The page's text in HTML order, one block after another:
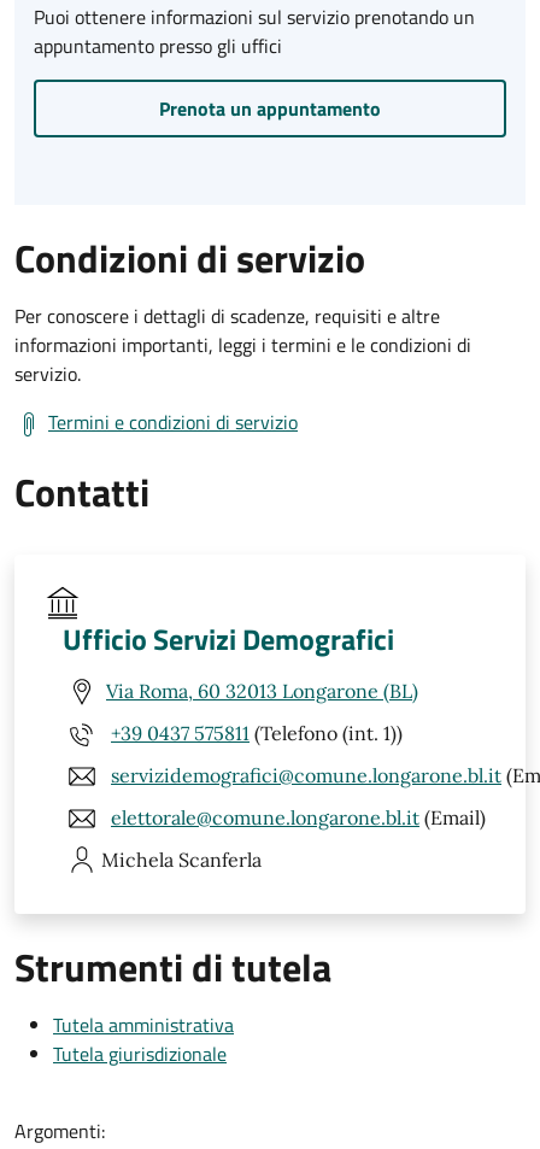
Puoi ottenere informazioni sul servizio prenotando un
appuntamento presso gli uffici
Prenota un appuntamento
Condizioni di servizio
Per conoscere i dettagli di scadenze, requisiti e altre
informazioni importanti, leggi i termini e le condizioni di
servizio.
Termini e condizioni di servizio
Contatti
Ufficio Servizi Demografici
Via Roma, 60 32013 Longarone (BL)
+39 0437 575811 (Telefono (int. 1))
servizidemografici@comune.longarone.bl.it
elettorale@comune.longarone.bl.it (Email)
Michela Scanferla
Strumenti di tutela
Tutela amministrativa
Tutela giurisdizionale
Argomenti: